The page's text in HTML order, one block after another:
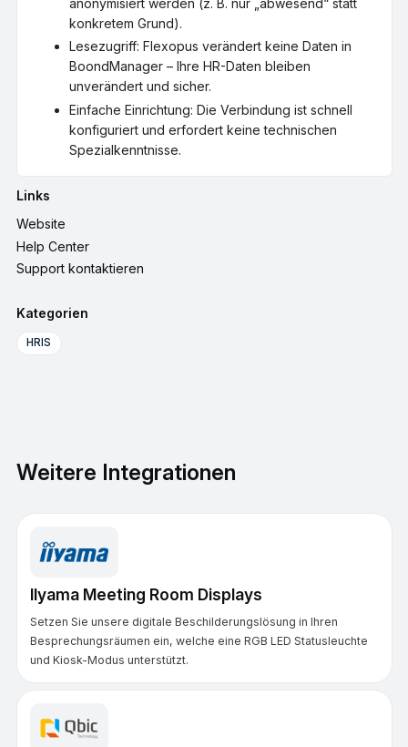
konkretem Grund).
Lesezugriff: Flexopus verändert keine Daten in
BoondManager – Ihre HR-Daten bleiben
unverändert und sicher.
Einfache Einrichtung: Die Verbindung ist schnell
konfiguriert und erfordert keine technischen
Spezialkenntnisse.
Links
Website
Help Center
Support kontaktieren
Kategorien
HRIS
Weitere Integrationen
IIyama Meeting Room Displays
Setzen Sie unsere digitale Beschilderungslösung in Ihren
Besprechungsräumen ein, welche eine RGB LED Statusleuchte
und Kiosk-Modus unterstützt.